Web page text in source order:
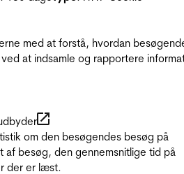
med at forstå, hvordan
at indsamle og rapportere
om den besøgendes besøg på
af besøg, den gennemsnitlige tid på
der er læst.